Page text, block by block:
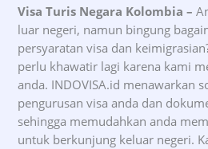
Visa Turis Negara Kolombia –
luar negeri, namun bingung
persyaratan visa dan
perlu khawatir lagi karena kami
anda. INDOVISA.id menawarkan
pengurusan visa anda dan
sehingga memudahkan anda
untuk berkunjung keluar negeri.